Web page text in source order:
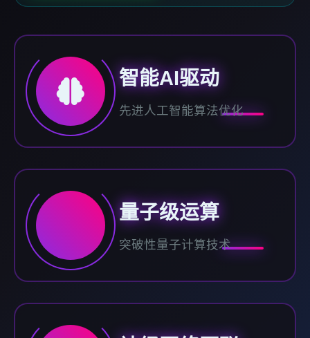
智能AI驱动
先进人工智能算法优化
量子级运算
突破性量子计算技术